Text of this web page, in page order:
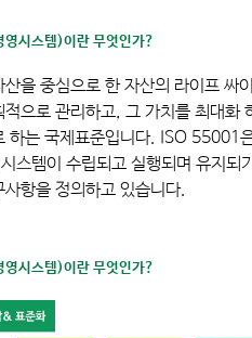
시스템)이란 무엇인가?
을 중심으로 한 자산의 라이프 싸
적으로 관리하고, 그 가치를 최대화
하는 국제표준입니다. ISO 55001
스템이 수립되고 실행되며 유지되
항을 정의하고 있습니다.
시스템)이란 무엇인가?